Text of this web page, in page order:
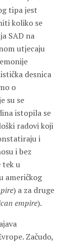
tipa jest
koliko se
SAD na
utjecaju
desnica
o
su se
istopila se
radovi koji
i
i bez
tek u
američkog
) a za druge
empire).
Začudo,